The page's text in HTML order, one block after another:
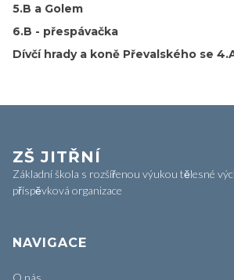
5.B a Golem
6.B - přespávačka
Dívčí hrady a koně Převalského se
ZŠ JITŘNÍ
Základní škola s rozšířenou výukou tělesné
příspěvková organizace
NAVIGACE